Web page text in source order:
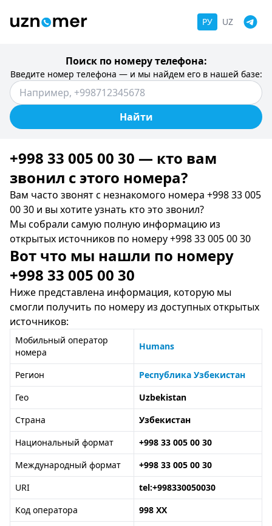
РУ UZ
Поиск по номеру телефона:
Введите номер телефона — и мы найдем его в нашей базе:
Найти
+998 33 005 00 30 — кто вам
звонил c этого номера?
Вам часто звонят с незнакомого номера +998 33 005
00 30 и вы хотите узнать кто это звонил?
Мы собрали самую полную информацию из
открытых источников по номеру +998 33 005 00 30
Вот что мы нашли по номеру
+998 33 005 00 30
Ниже представлена информация, которую мы
смогли получить по номеру из доступных открытых
источников:
Мобильный оператор
номера
Humans
Регион
Республика Узбекистан
Гео
Uzbekistan
Страна
Узбекистан
Национальный формат
+998 33 005 00 30
Международный формат
+998 33 005 00 30
URI
tel:+998330050030
Код оператора
998 XX